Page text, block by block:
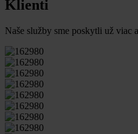
Klienti
Naše služby sme poskytli už viac